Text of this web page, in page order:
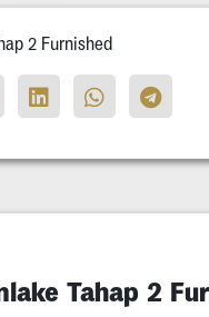
2 Furnished
Tahap 2